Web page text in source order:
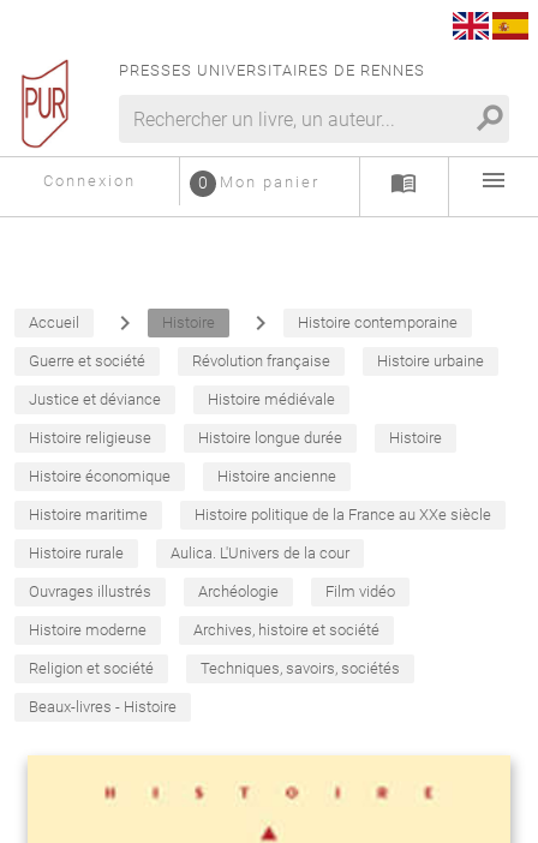
PRESSES UNIVERSITAIRES DE RENNES
search
Connexion Mon panier
0 menu_book menu
Accueil navigate_next Histoire navigate_next Histoire contemporaine
Guerre et société Révolution française Histoire urbaine
Justice et déviance Histoire médiévale
Histoire religieuse Histoire longue durée Histoire
Histoire économique Histoire ancienne
Histoire maritime Histoire politique de la France au XXe siècle
Histoire rurale Aulica. L'Univers de la cour
Ouvrages illustrés Archéologie Film vidéo
Histoire moderne Archives, histoire et société
Religion et société Techniques, savoirs, sociétés
Beaux-livres - Histoire